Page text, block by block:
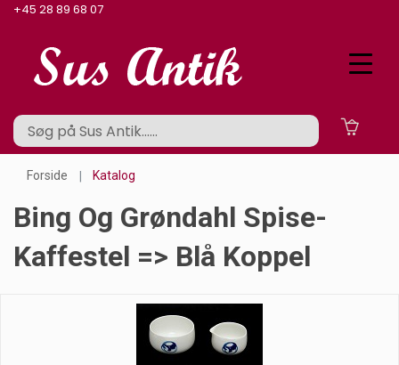
+45 28 89 68 07
Forside Katalog
Bing Og Grøndahl Spise-
Kaffestel => Blå Koppel